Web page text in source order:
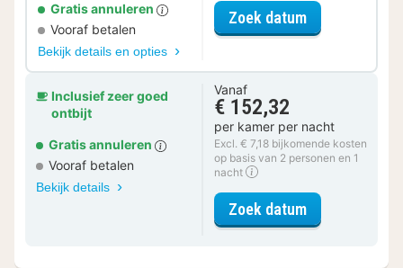
Gratis annuleren
Vooraf betalen
Bekijk details en opties
Zoek datumvoor Fiets
Inclusief zeer goed
ontbijt
Gratis annuleren
Vooraf betalen
Bekijk details
Vanaf
€ 152,32
per kamer per nacht
Excl. € 7,18 bijkomende kosten
op basis van 2 personen en 1
nacht
Zoek datumvoor Heritage